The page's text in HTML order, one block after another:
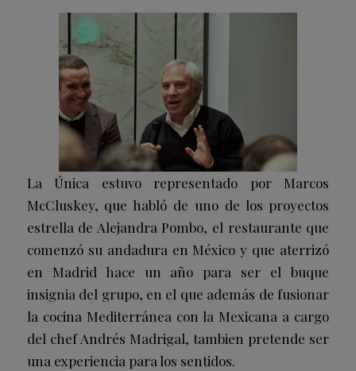
La Única estuvo representado por Marcos
McCluskey, que habló de uno de los proyectos
estrella de Alejandra Pombo, el restaurante que
comenzó su andadura en México y que aterrizó
en Madrid hace un año para ser el buque
insignia del grupo, en el que además de fusionar
la cocina Mediterránea con la Mexicana a cargo
del chef Andrés Madrigal, tambien pretende ser
una experiencia para los sentidos.